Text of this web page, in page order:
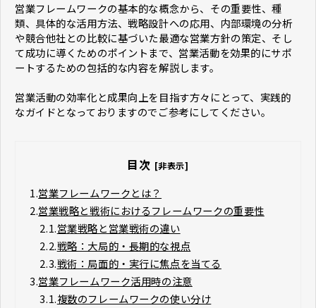
営業フレームワークの基本的な概念から、その重要性、種
類、具体的な活用方法、戦略設計への応用、内部環境の分析
や競合他社との比較に基づいた最適な営業方針の策定、そし
て成功に導くためのポイントまで、営業活動を効果的にサポ
ートするための包括的な内容を解説します。
営業活動の効率化と成果向上を目指す方々にとって、実践的
なガイドとなっておりますのでご参考にしてください。
目次 [非表示]
1.営業フレームワークとは？
2.営業戦略と戦術におけるフレームワークの重要性
2.1.営業戦略と営業戦術の違い
2.2.戦略：大局的・長期的な視点
2.3.戦術：局面的・実行に焦点を当てる
3.営業フレームワーク活用時の注意
3.1.複数のフレームワークの使い分け